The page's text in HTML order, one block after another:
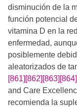
disminución de la
función potencial
vitamina D en la
enfermedad,
posiblemente
aleatorizados de
[861] [862] [863] [864]
and Care
recomienda la